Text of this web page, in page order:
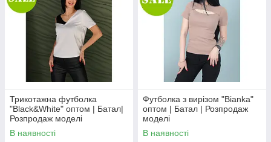
Трикотажна футболка
"Black&White" оптом | Батал|
Розпродаж моделі
В наявності
Футболка з вирізом "Bianka"
оптом | Батал | Розпродаж
моделі
В наявності